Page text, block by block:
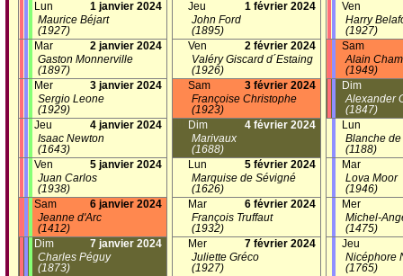
Lun
1 janvier 2024
Maurice Béjart
(1927)
Mar
2 janvier 2024
Gaston Monnerville
(1897)
Mer
3 janvier 2024
Sergio Leone
(1929)
Jeu
4 janvier 2024
Isaac Newton
(1643)
Ven
5 janvier 2024
Juan Carlos
(1938)
Sam
6 janvier 2024
Jeanne d'Arc
(1412)
Dim
7 janvier 2024
Charles Péguy
(1873)
Jeu
1 février 2024
John Ford
(1895)
Ven
2 février 2024
Valéry Giscard d´Estaing
(1926)
Sam
3 février 2024
Françoise Christophe
(1923)
Dim
4 février 2024
Marivaux
(1688)
Lun
5 février 2024
Marquise de Sévigné
(1626)
Mar
6 février 2024
François Truffaut
(1932)
Mer
7 février 2024
Juliette Gréco
(1927)
Ven
Harry
(1927)
Sam
Alain
(1949)
Dim
Alexander
(1847)
Lun
Blanche
(1188)
Mar
Lova Moor
(1946)
Mer
Michel-
(1475)
Jeu
Nicéphore
(1765)